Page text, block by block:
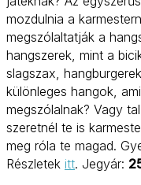
mozdulnia a
megszólaltatják a
hangszerek, mint a
slagszax,
különleges hangok,
megszólalnak? Vagy
szeretnél te is
meg róla te magad.
Részletek itt. Jegyár: